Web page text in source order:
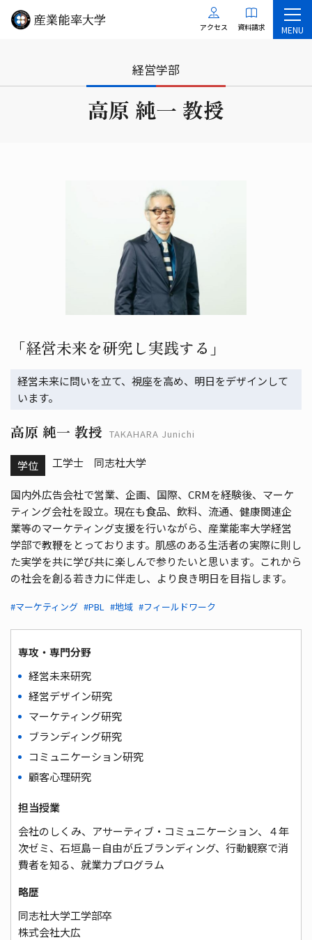
アクセス 資料請求 MENU
経営学部
高原 純一 教授
「経営未来を研究し実践する」
経営未来に問いを立て、視座を高め、明日をデザインして
います。
高原 純一 教授 TAKAHARA Junichi
学位 工学士 同志社大学
国内外広告会社で営業、企画、国際、CRMを経験後、マーケ
ティング会社を設立。現在も食品、飲料、流通、健康関連企
業等のマーケティング支援を行いながら、産業能率大学経営
学部で教鞭をとっております。肌感のある生活者の実際に則し
た実学を共に学び共に楽しんで参りたいと思います。これから
の社会を創る若き力に伴走し、より良き明日を目指します。
#マーケティング #PBL #地域 #フィールドワーク
専攻・専門分野
経営未来研究
経営デザイン研究
マーケティング研究
ブランディング研究
コミュニケーション研究
顧客心理研究
担当授業
会社のしくみ、アサーティブ・コミュニケーション、４年
次ゼミ、石垣島－自由が丘ブランディング、行動観察で消
費者を知る、就業力プログラム
略歴
同志社大学工学部卒
株式会社大広